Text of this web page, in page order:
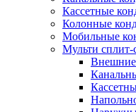
Кассетные
Колонные
Мобильные
Мульти сплит-
Внешние